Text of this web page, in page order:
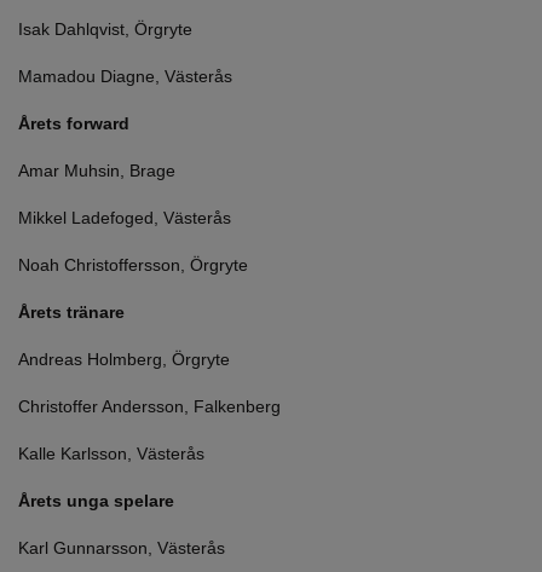
Isak Dahlqvist, Örgryte
Mamadou Diagne, Västerås
Årets forward
Amar Muhsin, Brage
Mikkel Ladefoged, Västerås
Noah Christoffersson, Örgryte
Årets tränare
Andreas Holmberg, Örgryte
Christoffer Andersson, Falkenberg
Kalle Karlsson, Västerås
Årets unga spelare
Karl Gunnarsson, Västerås